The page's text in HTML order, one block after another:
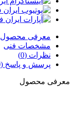
معرفی محصول
مشخصات فنی
نظرات (0)
پرسش و پاسخ (0)
معرفی محصول